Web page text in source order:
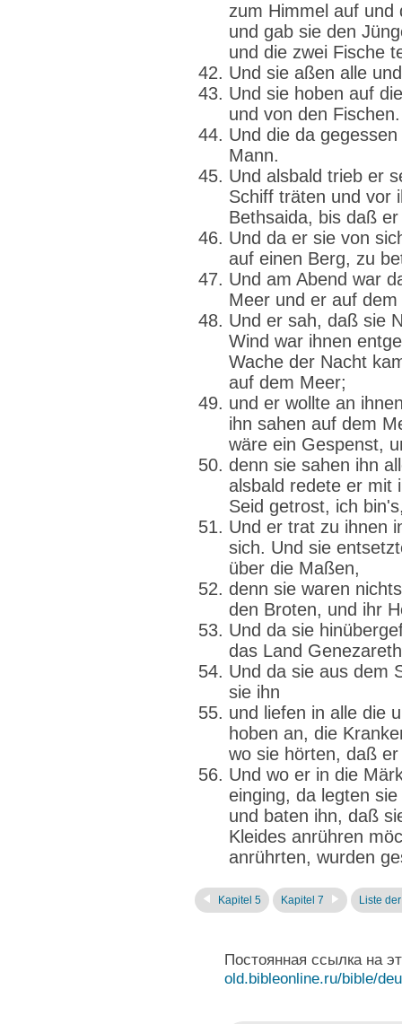
zum Himmel auf und
und gab sie den
und die zwei Fische
Und sie aßen alle
Und sie hoben auf
und von den Fischen.
Und die da
Mann.
Und alsbald trieb er
Schiff träten und vor
Bethsaida, bis daß
Und da er sie von
auf einen Berg, zu
Und am Abend war
Meer und er auf
Und er sah, daß sie
Wind war ihnen
Wache der Nacht
auf dem Meer;
und er wollte an
ihn sahen auf dem
wäre ein Gespenst,
denn sie sahen ihn
alsbald redete er mit
Seid getrost, ich
Und er trat zu ihnen
sich. Und sie
über die Maßen,
denn sie waren
den Broten, und ihr
Und da sie
das Land
Und da sie aus dem
sie ihn
und liefen in alle die
hoben an, die
wo sie hörten, daß er
Und wo er in die
einging, da legten
und baten ihn, daß
Kleides anrühren
anrührten, wurden
Kapitel 5 Kapitel 7 Liste
Постоянная ссылка на
old.bibleonline.ru/bible/